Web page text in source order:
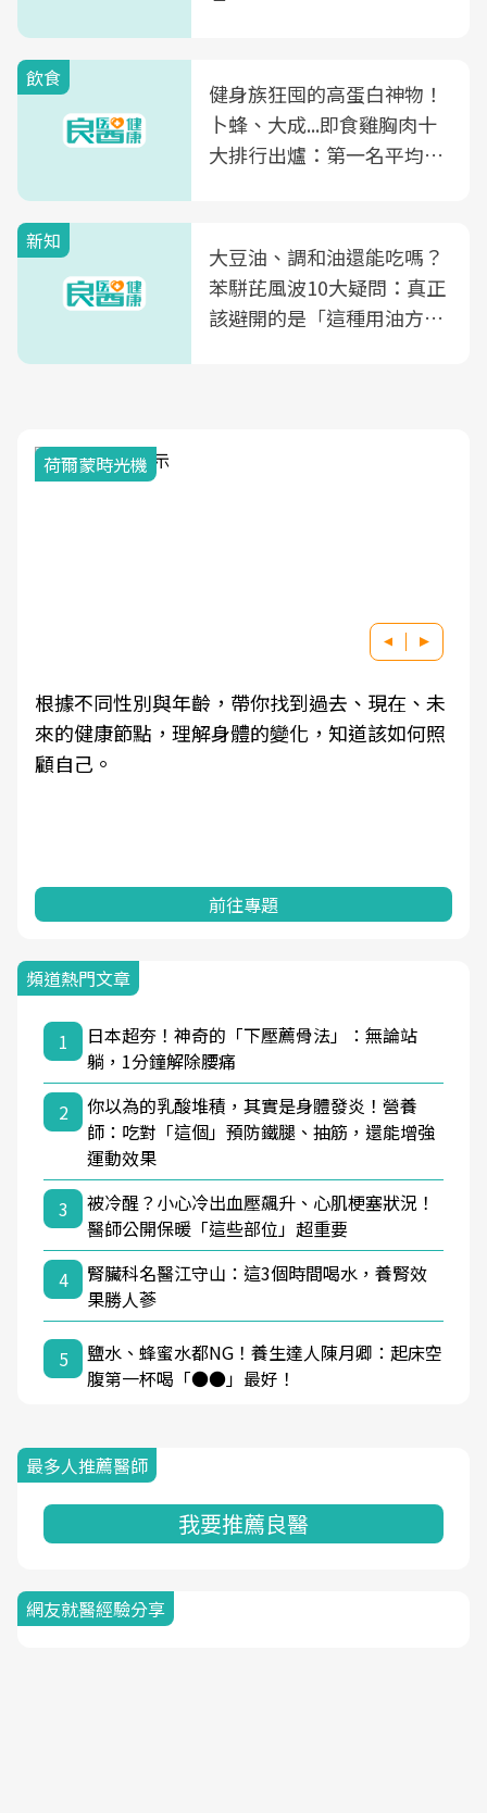
飲食
健身族狂囤的高蛋白神物！
卜蜂、大成...即食雞胸肉十
大排行出爐：第一名平均一
新知
大豆油、調和油還能吃嗎？
苯駢芘風波10大疑問：真正
該避開的是「這種用油方
荷爾蒙時光機
根據不同性別與年齡，帶你找到過去、現在、未
來的健康節點，理解身體的變化，知道該如何照
顧自己。
前往專題
頻道熱門文章
1
日本超夯！神奇的「下壓薦骨法」：無論站
躺，1分鐘解除腰痛
2
你以為的乳酸堆積，其實是身體發炎！營養
師：吃對「這個」預防鐵腿、抽筋，還能增強
運動效果
3
被冷醒？小心冷出血壓飆升、心肌梗塞狀況！
醫師公開保暖「這些部位」超重要
4
腎臟科名醫江守山：這3個時間喝水，養腎效
果勝人蔘
5
鹽水、蜂蜜水都NG！養生達人陳月卿：起床空
腹第一杯喝「●●」最好！
最多人推薦醫師
我要推薦良醫
網友就醫經驗分享